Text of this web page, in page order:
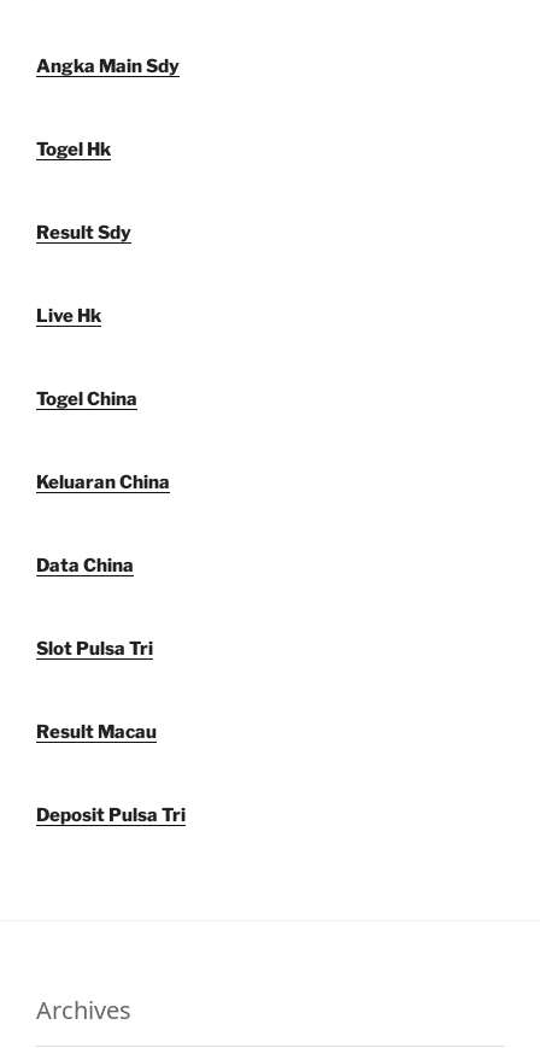
Angka Main Sdy
Togel Hk
Result Sdy
Live Hk
Togel China
Keluaran China
Data China
Slot Pulsa Tri
Result Macau
Deposit Pulsa Tri
Archives